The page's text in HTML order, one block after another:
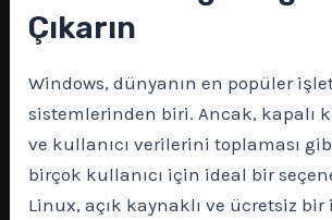
Çıkarın
Windows, dünyanın en popüler
sistemlerinden biri. Ancak, kapalı
ve kullanıcı verilerini toplaması
birçok kullanıcı için ideal bir
Linux, açık kaynaklı ve ücretsiz